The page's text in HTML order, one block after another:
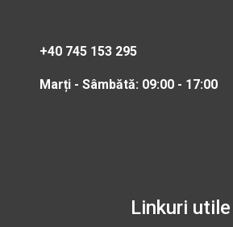
+40 745 153 295
Marți - Sâmbătă: 09:00 - 17:00
Linkuri utile